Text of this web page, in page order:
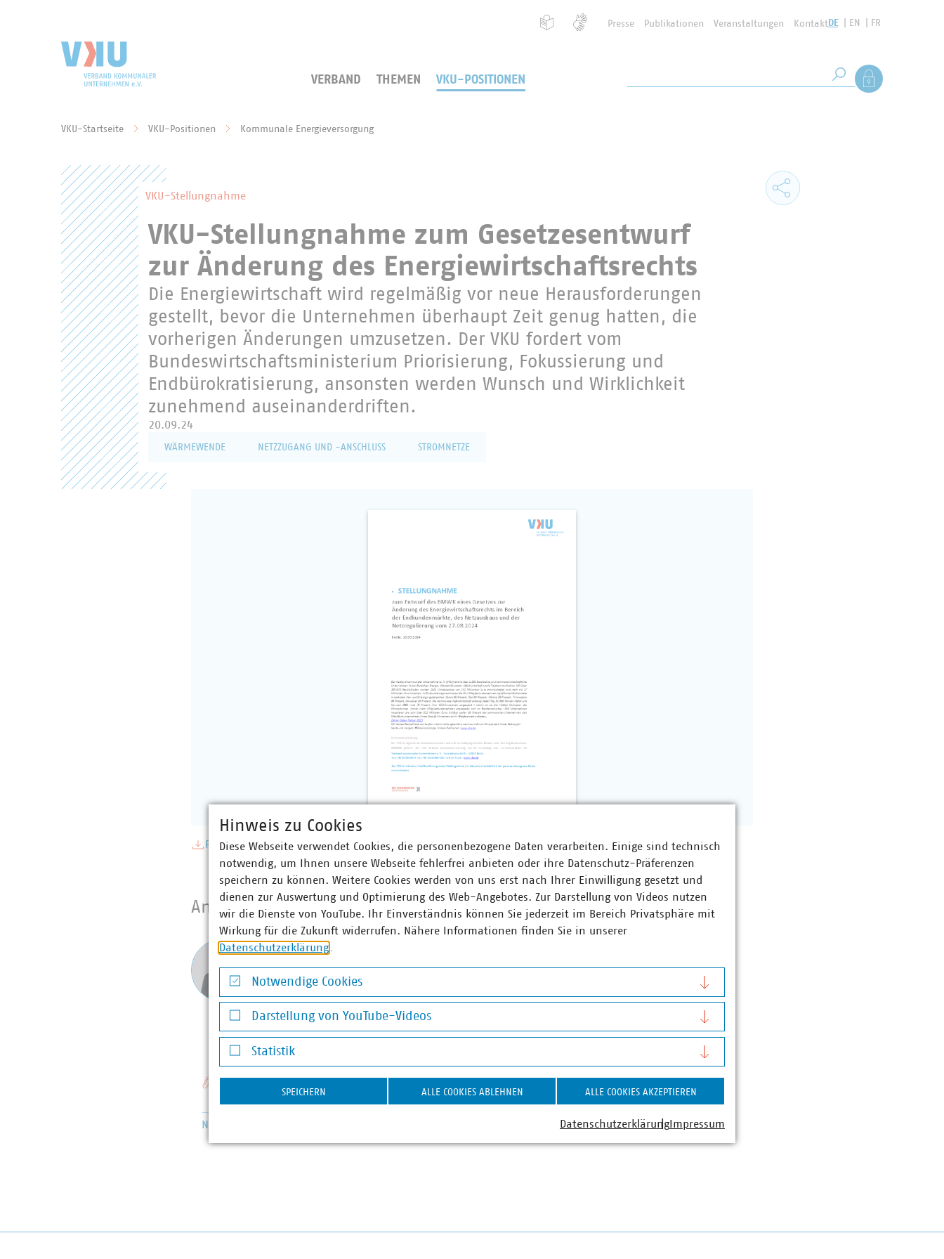
Presse Publikationen Veranstaltungen KontaktDE EN FR
VERBAND THEMEN VKU-POSITIONEN Suche starten
Als Mitglied
VKU-Startseite VKU-Positionen Kommunale Energieversorgung
VKU-Stellungnahme
VKU-Stellungnahme zum Gesetzesentwurf
zur Änderung des Energiewirtschaftsrechts
Die Energiewirtschaft wird regelmäßig vor neue Herausforderungen
gestellt, bevor die Unternehmen überhaupt Zeit genug hatten, die
vorherigen Änderungen umzusetzen. Der VKU fordert vom
Bundeswirtschaftsministerium Priorisierung, Fokussierung und
Endbürokratisierung, ansonsten werden Wunsch und Wirklichkeit
zunehmend auseinanderdriften.
20.09.24
WÄRMEWENDE NETZZUGANG UND -ANSCHLUSS STROMNETZE
PDF Download
Ansprechpartner
Stephanie Risch
Senior-Fachgebietsleiterin
Stromnetze
+49 30 58580-198
+49 170 8580198
risch(at)vku(dot)de
Schlagworte
Netzanschluss
Hinweis zu Cookies
Diese Webseite verwendet Cookies, die personenbezogene Daten verarbeiten. Einige sind technisch
notwendig, um Ihnen unsere Webseite fehlerfrei anbieten oder ihre Datenschutz-Präferenzen
speichern zu können. Weitere Cookies werden von uns erst nach Ihrer Einwilligung gesetzt und
dienen zur Auswertung und Optimierung des Web-Angebotes. Zur Darstellung von Videos nutzen
wir die Dienste von YouTube. Ihr Einverständnis können Sie jederzeit im Bereich Privatsphäre mit
Wirkung für die Zukunft widerrufen. Nähere Informationen finden Sie in unserer
Datenschutzerklärung.
Notwendige Cookies
Notwendige Cookies
Darstellung von YouTube-Videos
Darstellung von YouTube-Videos
Statistik
Statistik
SPEICHERN ALLE COOKIES ABLEHNEN ALLE COOKIES AKZEPTIEREN
DatenschutzerklärungImpressum